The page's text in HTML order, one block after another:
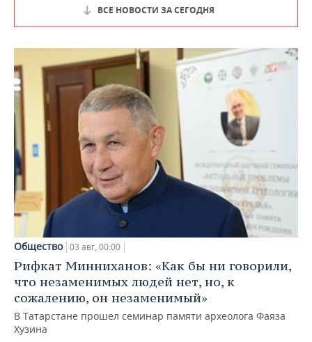
ВСЕ НОВОСТИ ЗА СЕГОДНЯ
Общество 03 авг, 00:00
Рифкат Минниханов: «Как бы ни говорили,
что незаменимых людей нет, но, к
сожалению, он незаменимый»
В Татарстане прошел семинар памяти археолога Фаяза
Хузина